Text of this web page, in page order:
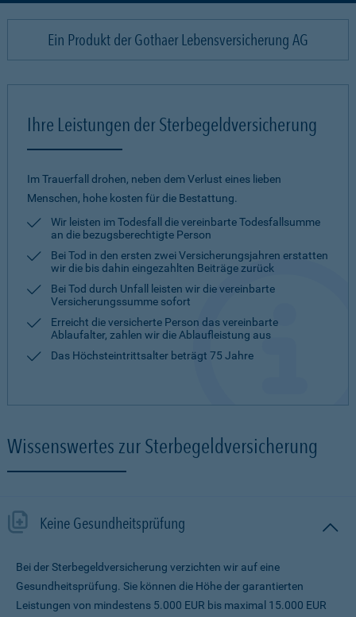
Ein Produkt der Gothaer Lebensversicherung AG
Ihre Leistungen der Sterbegeldversicherung
Im Trauerfall drohen, neben dem Verlust eines lieben
Menschen, hohe kosten für die Bestattung.
Wir leisten im Todesfall die vereinbarte Todesfallsumme
an die bezugsberechtigte Person
Bei Tod in den ersten zwei Versicherungsjahren erstatten
wir die bis dahin eingezahlten Beiträge zurück
Bei Tod durch Unfall leisten wir die vereinbarte
Versicherungssumme sofort
Erreicht die versicherte Person das vereinbarte
Ablaufalter, zahlen wir die Ablaufleistung aus
Das Höchsteintrittsalter beträgt 75 Jahre
Wissenswertes zur Sterbegeldversicherung
Keine Gesundheitsprüfung
Bei der Sterbegeldversicherung verzichten wir auf eine
Gesundheitsprüfung. Sie können die Höhe der garantierten
Leistungen von mindestens 5.000 EUR bis maximal 15.000 EUR